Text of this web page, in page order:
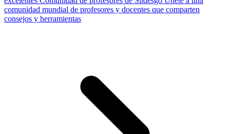
comunidad mundial de profesores y docentes que comparten
consejos y herramientas